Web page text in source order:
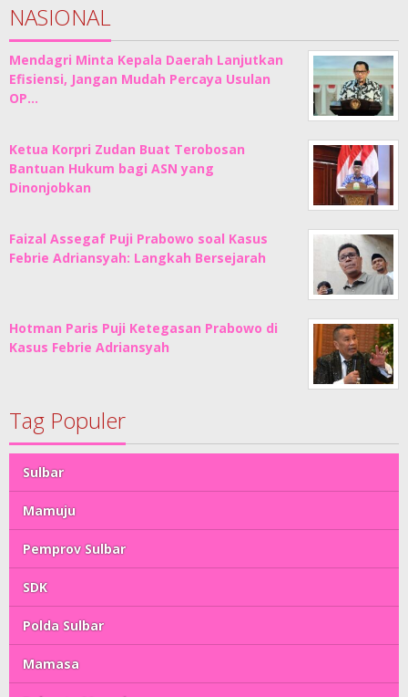
NASIONAL
Mendagri Minta Kepala Daerah Lanjutkan
Efisiensi, Jangan Mudah Percaya Usulan
OP…
Ketua Korpri Zudan Buat Terobosan
Bantuan Hukum bagi ASN yang
Dinonjobkan
Faizal Assegaf Puji Prabowo soal Kasus
Febrie Adriansyah: Langkah Bersejarah
Hotman Paris Puji Ketegasan Prabowo di
Kasus Febrie Adriansyah
Tag Populer
Sulbar
Mamuju
Pemprov Sulbar
SDK
Polda Sulbar
Mamasa